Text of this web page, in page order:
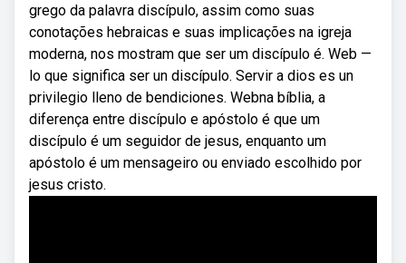
grego da palavra discípulo, assim como suas
conotações hebraicas e suas implicações na igreja
moderna, nos mostram que ser um discípulo é. Web —
lo que significa ser un discípulo. Servir a dios es un
privilegio lleno de bendiciones. Webna bíblia, a
diferença entre discípulo e apóstolo é que um
discípulo é um seguidor de jesus, enquanto um
apóstolo é um mensageiro ou enviado escolhido por
jesus cristo.